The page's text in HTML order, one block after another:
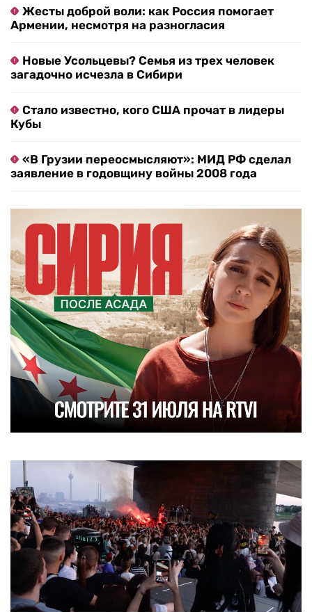
Жесты доброй воли: как Россия помогает
Армении, несмотря на разногласия
Новые Усольцевы? Семья из трех человек
загадочно исчезла в Сибири
Стало известно, кого США прочат в лидеры
Кубы
«В Грузии переосмысляют»: МИД РФ сделал
заявление в годовщину войны 2008 года